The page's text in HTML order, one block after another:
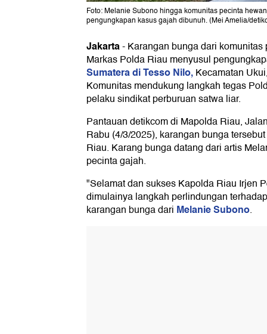
Foto: Melanie Subono hingga komunitas pecinta
pengungkapan kasus gajah dibunuh. (Mei Amelia/
Jakarta-Karangan bunga dari
Markas Polda Riau menyusul
Sumatera di Tesso Nilo,Kecamatan
Komunitas mendukung langkah tegas
pelaku sindikat perburuan satwa liar.
Pantauan detikcom di Mapolda Riau,
Rabu (4/3/2025), karangan bunga
Riau. Karang bunga datang dari artis
pecinta gajah.
"Selamat dan sukses Kapolda Riau Irjen
dimulainya langkah perlindungan
karangan bunga dari Melanie Subono.